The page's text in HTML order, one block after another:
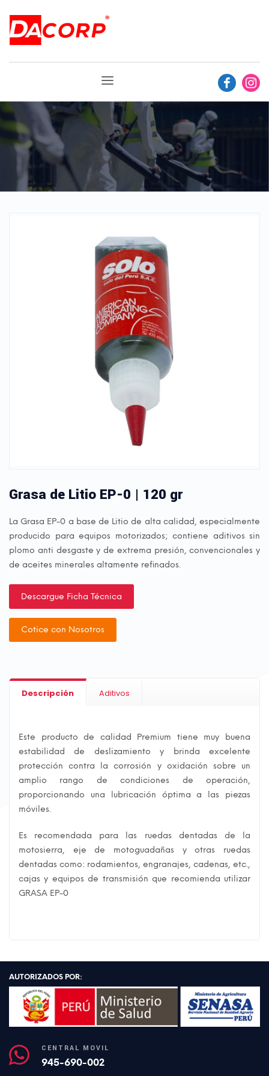
Grasa de Litio EP-0 | 120 gr
La Grasa EP-0 a base de Litio de alta calidad, especialmente
producido para equipos motorizados; contiene aditivos sin
plomo anti desgaste y de extrema presión, convencionales y
de aceites minerales altamente refinados.
Descargue Ficha Técnica
Cotice con Nosotros
Descripción Aditivos
Este producto de calidad Premium tiene muy buena
estabilidad de deslizamiento y brinda excelente
protección contra la corrosión y oxidación sobre un
amplio rango de condiciones de operación,
proporcionando una lubricación óptima a las piezas
móviles.
Es recomendada para las ruedas dentadas de la
motosierra, eje de motoguadañas y otras ruedas
dentadas como: rodamientos, engranajes, cadenas, etc.,
cajas y equipos de transmisión que recomienda utilizar
GRASA EP-0
AUTORIZADOS POR:
CENTRAL MÓVIL
945-690-002